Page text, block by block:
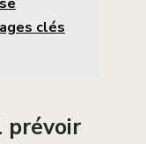
clés
prévoir